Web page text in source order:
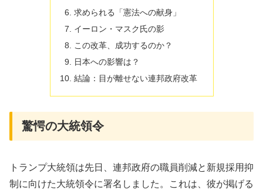
求められる「憲法への献身」
イーロン・マスク氏の影
この改革、成功するのか？
日本への影響は？
結論：目が離せない連邦政府改革
驚愕の大統領令
トランプ大統領は先日、連邦政府の職員削減と新規採用抑
制に向けた大統領令に署名しました。これは、彼が掲げる